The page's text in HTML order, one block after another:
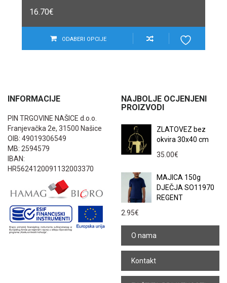
16.70€
ODABERI OPCIJE
INFORMACIJE
PIN TRGOVINE NAŠICE d.o.o.
Franjevačka 2e, 31500 Našice
OIB: 49019306549
MB: 2594579
IBAN:
HR5624120091132003370
NAJBOLJE OCJENJENI
PROIZVODI
ZLATOVEZ bez
okvira 30x40 cm
35.00€
MAJICA 150g
DJEČJA SO11970
REGENT
2.95€
O nama
Kontakt